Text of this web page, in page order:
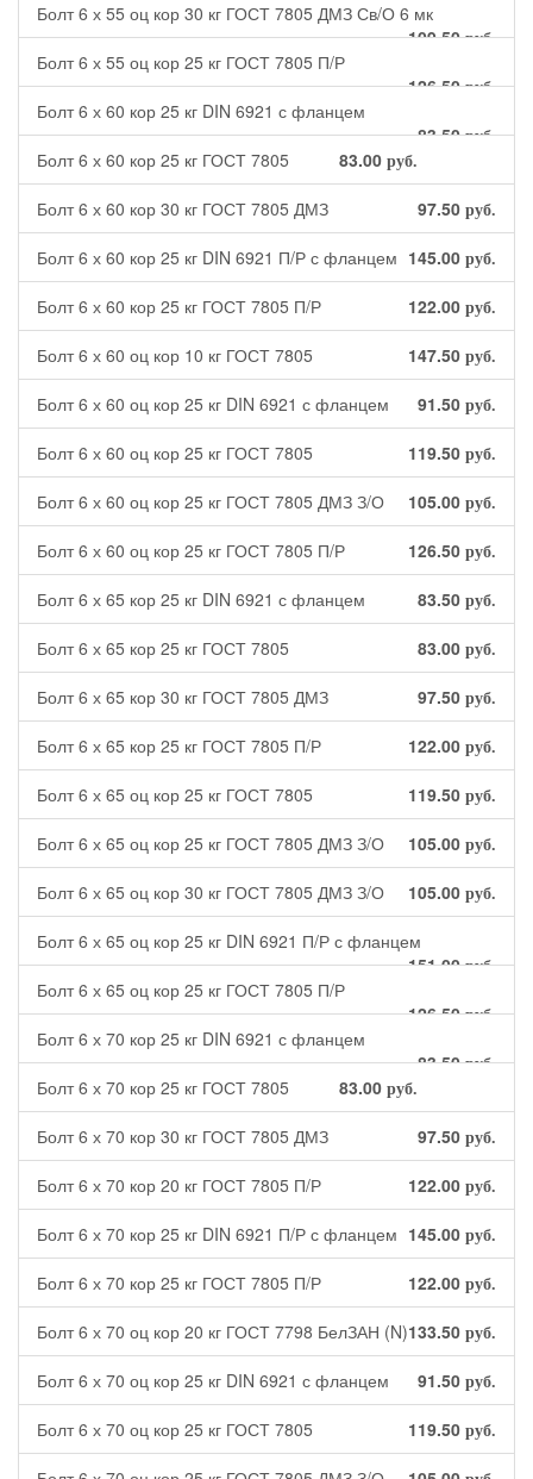
Болт 6 х 55 оц кор 30 кг ГОСТ 7805 ДМЗ Св/О 6 мк
109.50руб.
Болт 6 х 55 оц кор 25 кг ГОСТ 7805 П/Р
126.50руб.
Болт 6 х 60 кор 25 кг DIN 6921 с фланцем
83.50руб.
Болт 6 х 60 кор 25 кг ГОСТ 7805 83.00 руб.
Болт 6 х 60 кор 30 кг ГОСТ 7805 ДМЗ 97.50 руб.
Болт 6 х 60 кор 25 кг DIN 6921 П/Р с фланцем 145.00 руб.
Болт 6 х 60 кор 25 кг ГОСТ 7805 П/Р 122.00 руб.
Болт 6 х 60 оц кор 10 кг ГОСТ 7805 147.50 руб.
Болт 6 х 60 оц кор 25 кг DIN 6921 с фланцем 91.50 руб.
Болт 6 х 60 оц кор 25 кг ГОСТ 7805 119.50 руб.
Болт 6 х 60 оц кор 25 кг ГОСТ 7805 ДМЗ З/О 105.00 руб.
Болт 6 х 60 оц кор 25 кг ГОСТ 7805 П/Р 126.50 руб.
Болт 6 х 65 кор 25 кг DIN 6921 с фланцем 83.50 руб.
Болт 6 х 65 кор 25 кг ГОСТ 7805 83.00 руб.
Болт 6 х 65 кор 30 кг ГОСТ 7805 ДМЗ 97.50 руб.
Болт 6 х 65 кор 25 кг ГОСТ 7805 П/Р 122.00 руб.
Болт 6 х 65 оц кор 25 кг ГОСТ 7805 119.50 руб.
Болт 6 х 65 оц кор 25 кг ГОСТ 7805 ДМЗ З/О 105.00 руб.
Болт 6 х 65 оц кор 30 кг ГОСТ 7805 ДМЗ З/О 105.00 руб.
Болт 6 х 65 оц кор 25 кг DIN 6921 П/Р с фланцем
151.00руб.
Болт 6 х 65 оц кор 25 кг ГОСТ 7805 П/Р
126.50руб.
Болт 6 х 70 кор 25 кг DIN 6921 с фланцем
83.50руб.
Болт 6 х 70 кор 25 кг ГОСТ 7805 83.00 руб.
Болт 6 х 70 кор 30 кг ГОСТ 7805 ДМЗ 97.50 руб.
Болт 6 х 70 кор 20 кг ГОСТ 7805 П/Р 122.00 руб.
Болт 6 х 70 кор 25 кг DIN 6921 П/Р с фланцем 145.00 руб.
Болт 6 х 70 кор 25 кг ГОСТ 7805 П/Р 122.00 руб.
Болт 6 х 70 оц кор 20 кг ГОСТ 7798 БелЗАН (N)133.50 руб.
Болт 6 х 70 оц кор 25 кг DIN 6921 с фланцем 91.50 руб.
Болт 6 х 70 оц кор 25 кг ГОСТ 7805 119.50 руб.